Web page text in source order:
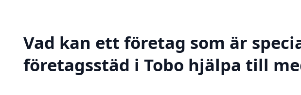
Vad kan ett företag som är
företagsstäd i Tobo hjälpa till